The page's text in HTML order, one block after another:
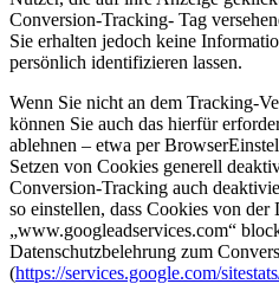
Conversion-Tracking- Tag
Sie erhalten jedoch keine
persönlich identifizieren lassen.
Wenn Sie nicht an dem Tracking-
können Sie auch das hierfür
ablehnen – etwa per
Setzen von Cookies generell
Conversion-Tracking auch
so einstellen, dass Cookies von der
„www.googleadservices.com“
Datenschutzbelehrung zum
(https://services.google.com/